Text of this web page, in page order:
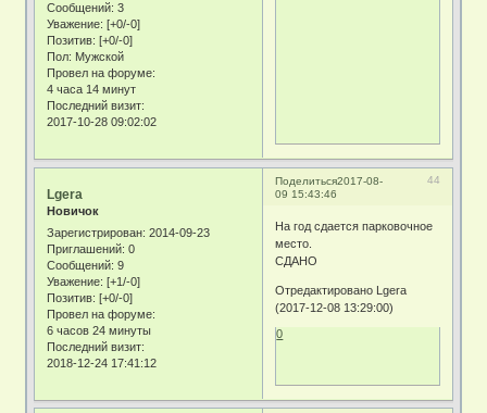
Сообщений: 3
Уважение: [+0/-0]
Позитив: [+0/-0]
Пол: Мужской
Провел на форуме:
4 часа 14 минут
Последний визит:
2017-10-28 09:02:02
Поделиться 44
2017-08-
09 15:43:46
Lgera
Новичок
Зарегистрирован: 2014-09-23
Приглашений: 0
Сообщений: 9
Уважение: [+1/-0]
Позитив: [+0/-0]
Провел на форуме:
6 часов 24 минуты
Последний визит:
2018-12-24 17:41:12
На год сдается парковочное
место.
СДАНО
Отредактировано Lgera
(2017-12-08 13:29:00)
0